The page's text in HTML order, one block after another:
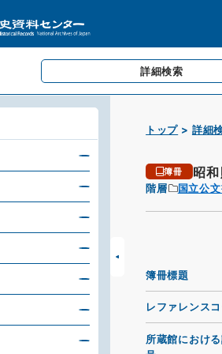
詳細検索
トップ 詳細
簿冊 昭
階層 国立公
簿冊標題
レファレンス
所蔵館におけ